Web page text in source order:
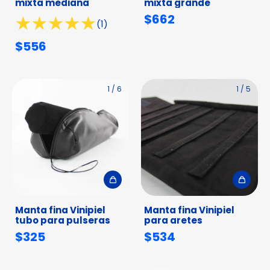
mixta mediana
(1)
$556
mixta grande
$662
1 / 6
Manta fina Vinipiel
tubo para pulseras
$325
1 / 5
Manta fina Vinipiel
para aretes
$534